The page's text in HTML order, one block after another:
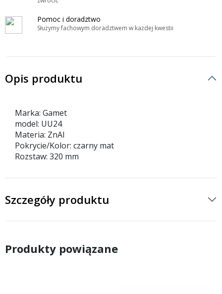
Pomoc i doradztwo
Służymy fachowym doradztwem w każdej kwestii
Opis produktu
Marka: Gamet
model: UU24
Materia: ZnAl
Pokrycie/Kolor: czarny mat
Rozstaw: 320 mm
Szczegóły produktu
Produkty powiązane